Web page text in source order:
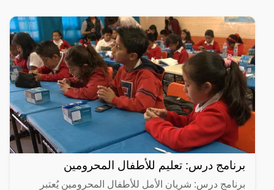
برنامج درس: تعليم للأطفال المحرومين
برنامج درس: شريان الأمل للأطفال المحرومين يُعتبر